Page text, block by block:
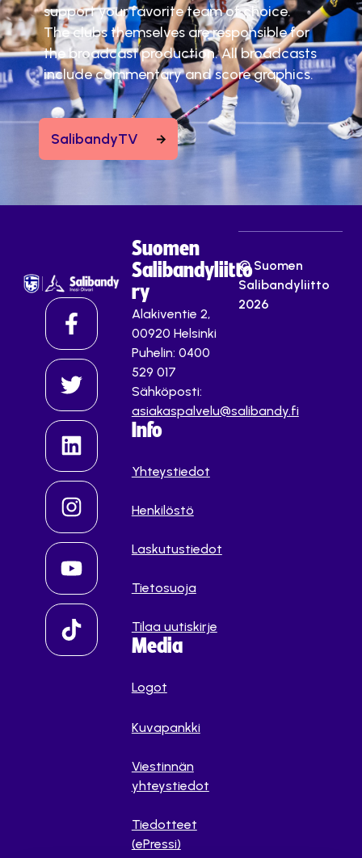
support your favorite team of choice.
The clubs themselves are responsible for
the broadcast production. All broadcasts
include commentary and score graphics.
SalibandyTV
Suomen
Salibandyliitto
ry
Alakiventie 2,
00920 Helsinki
Puhelin: 0400
529 017
Sähköposti:
asiakaspalvelu@salibandy.fi
Info
Yhteystiedot
Henkilöstö
Laskutustiedot
Tietosuoja
Tilaa uutiskirje
Media
Logot
Kuvapankki
Viestinnän
yhteystiedot
Tiedotteet
(ePressi)
© Suomen
Salibandyliitto
2026